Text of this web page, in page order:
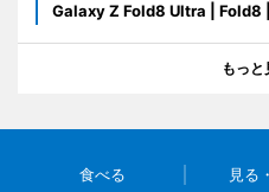
Galaxy Z Fold8 Ultra | Fold8
もっと
食べる 見る